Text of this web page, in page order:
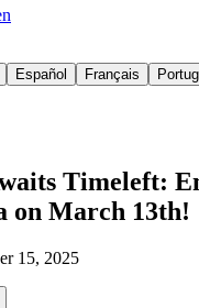
Español Français
Timeleft:
on March 13th!
15, 2025